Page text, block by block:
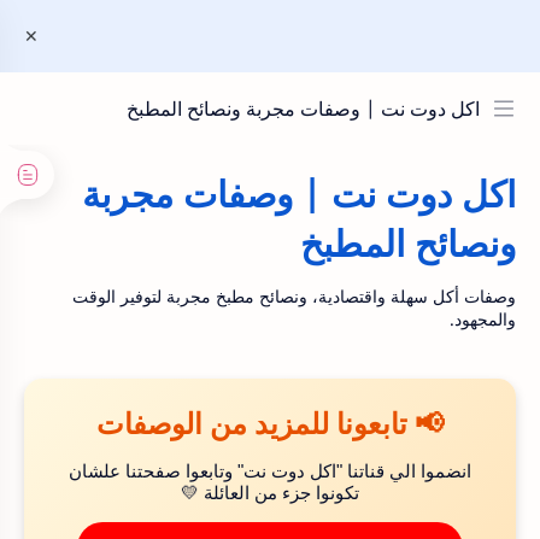
اكل دوت نت | وصفات مجربة ونصائح المطبخ
اكل دوت نت | وصفات مجربة
ونصائح المطبخ
وصفات أكل سهلة واقتصادية، ونصائح مطبخ مجربة لتوفير الوقت
والمجهود.
📢 تابعونا للمزيد من الوصفات
انضموا الي قناتنا "اكل دوت نت" وتابعوا صفحتنا علشان
تكونوا جزء من العائلة 💛